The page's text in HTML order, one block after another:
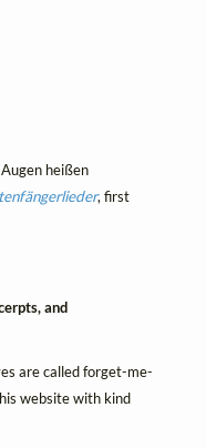
heißen
, first
and
are called forget-me-
website with kind